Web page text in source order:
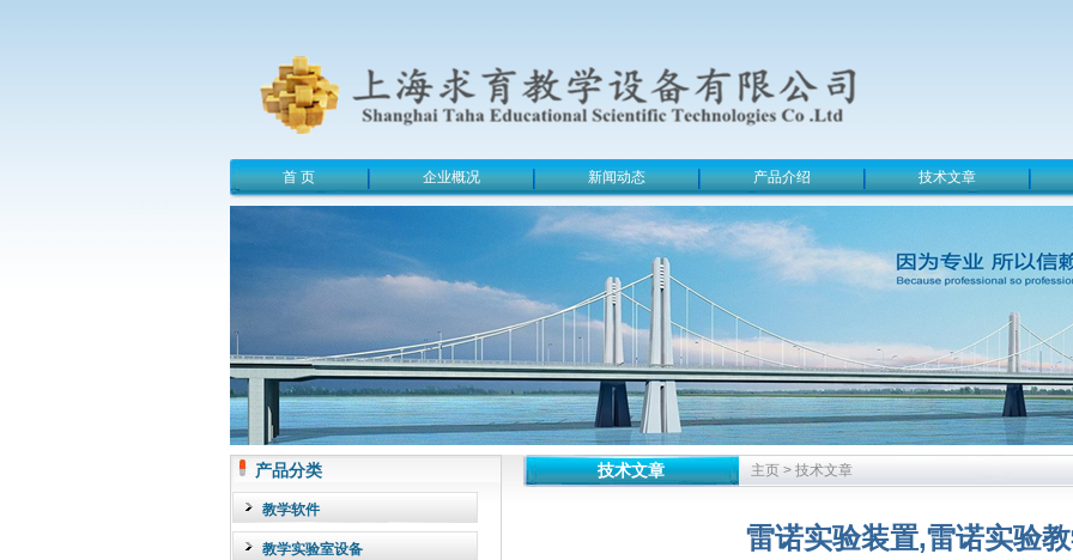
首 页 企业概况 新闻动态 产品介绍 技术文章
产品分类
教学软件
教学实验室设备
技术文章 主页 > 技术文章
雷诺实验装置,雷诺实验